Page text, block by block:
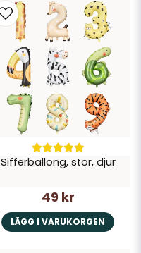
Sifferballong, stor, djur
49 kr
LÄGG I VARUKORGEN